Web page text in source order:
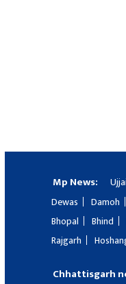
Mp News:
Dewas
Damoh
Bhopal
Bhind
Rajgarh
Chhattisgarh